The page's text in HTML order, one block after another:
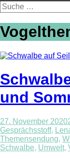
Suche
nach:
und
27. November 2020
Gesprächsstoff,
Themensendung,
Schwalbe, Umwelt,